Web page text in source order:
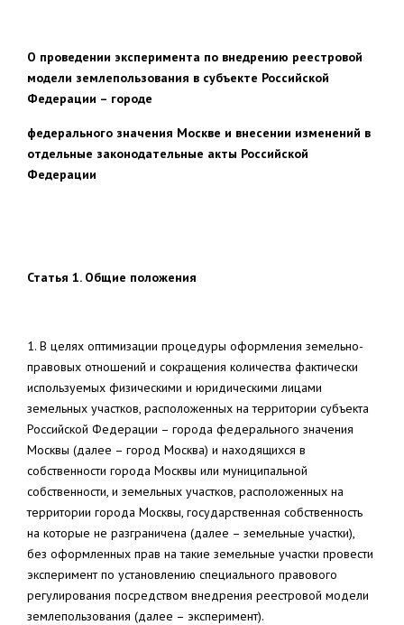
О проведении эксперимента по внедрению реестровой
модели землепользования в субъекте Российской
Федерации – городе
федерального значения Москве и внесении изменений в
отдельные законодательные акты Российской
Федерации
Статья 1. Общие положения
1. В целях оптимизации процедуры оформления земельно-
правовых отношений и сокращения количества фактически
используемых физическими и юридическими лицами
земельных участков, расположенных на территории субъекта
Российской Федерации – города федерального значения
Москвы (далее – город Москва) и находящихся в
собственности города Москвы или муниципальной
собственности, и земельных участков, расположенных на
территории города Москвы, государственная собственность
на которые не разграничена (далее – земельные участки),
без оформленных прав на такие земельные участки провести
эксперимент по установлению специального правового
регулирования посредством внедрения реестровой модели
землепользования (далее – эксперимент).